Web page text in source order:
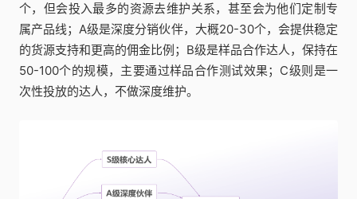
个，但会投入最多的资源去维护关系，甚至会为他们定制专
属产品线；A级是深度分销伙伴，大概20-30个，会提供稳定
的货源支持和更高的佣金比例；B级是样品合作达人，保持在
50-100个的规模，主要通过样品合作测试效果；C级则是一
次性投放的达人，不做深度维护。